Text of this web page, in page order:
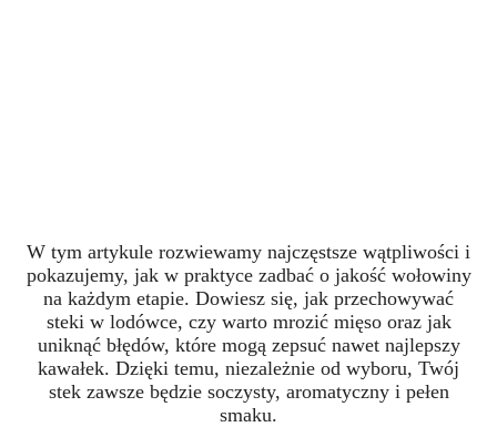
W tym artykule rozwiewamy najczęstsze wątpliwości i
pokazujemy, jak w praktyce zadbać o jakość wołowiny
na każdym etapie. Dowiesz się, jak przechowywać
steki w lodówce, czy warto mrozić mięso oraz jak
uniknąć błędów, które mogą zepsuć nawet najlepszy
kawałek. Dzięki temu, niezależnie od wyboru, Twój
stek zawsze będzie soczysty, aromatyczny i pełen
smaku.